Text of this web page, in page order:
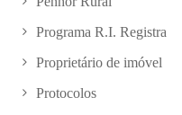
Programa R.I. Registra
Proprietário de imóvel
Protocolos